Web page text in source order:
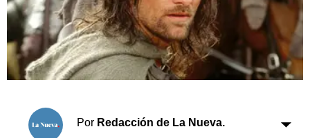
Turismo
Salud
Es viral
El tiempo
Fúnebres
Clasificados
Por Redacción de La Nueva.